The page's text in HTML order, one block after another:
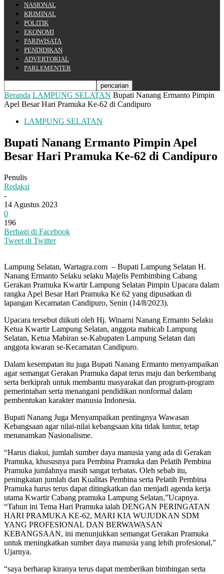
NASIONAL
KRIMINAL
POLITIK
EKONOMI
PARIWISATA
PENDIDIKAN
ADVERTORIAL
PARLEMENTER
Beranda LAMPUNG SELATAN Bupati Nanang Ermanto Pimpin
Apel Besar Hari Pramuka Ke-62 di Candipuro
LAMPUNG SELATAN
Bupati Nanang Ermanto Pimpin Apel
Besar Hari Pramuka Ke-62 di Candipuro
Penulis
Redaksi
-
14 Agustus 2023
0
196
Berbagi di Facebook
Tweet di Twitter
Lampung Selatan, Wartagra.com – Bupati Lampung Selatan H.
Nanang Ermanto Selaku selaku Majelis Pembimbing Cabang
Gerakan Pramuka Kwartir Lampung Selatan Pimpin Upacara dalam
rangka Apel Besar Hari Pramuka Ke 62 yang dipusatkan di
lapangan Kecamatan Candipuro, Senin (14/8/2023).
Upacara tersebut diikuti oleh Hj. Winarni Nanang Ermanto Selaku
Ketua Kwartir Lampung Selatan, anggota mabicab Lampung
Selatan, Ketua Mabiran se-Kabupaten Lampung Selatan dan
anggota kwaran se-Kecamatan Candipuro.
Dalam kesempatan itu juga Bupati Nanang Ermanto menyampaikan
agar semangat Gerakan Pramuka dapat terus maju dan berkembang
serta berkiprah untuk membantu masyarakat dan program-program
pemerintahan serta menangani pendidikan nonformal dalam
pembentukan karakter manusia Indonesia.
Bupati Nanang Juga Menyampaikan pentingnya Wawasan
Kebangsaan agar nilai-nilai kebangsaan kita tidak luntur, tetap
menanamkan Nasionalisme.
“Harus diakui, jumlah sumber daya manusia yang ada di Gerakan
Pramuka, khususnya para Pembina Pramuka dan Pelatih Pembina
Pramuka jumlahnya masih sangat terbatas. Oleh sebab itu,
peningkatan jumlah dan Kualitas Pembina serta Pelatih Pembina
Pramuka harus terus dapat ditingkatkan dan menjadi agenda kerja
utama Kwartir Cabang pramuka Lampung Selatan,”Ucapnya.
“Tahun ini Tema Hari Pramuka ialah DENGAN PERINGATAN
HARI PRAMUKA KE-62, MARI KIA WUJUDKAN SDM
YANG PROFESIONAL DAN BERWAWASAN
KEBANGSAAN, ini menunjukkan semangat Gerakan Pramuka
untuk meningkatkan sumber daya manusia yang lebih profesional,”
Ujarnya.
“saya berharap kiranya terus dapat memberikan bimbingan serta